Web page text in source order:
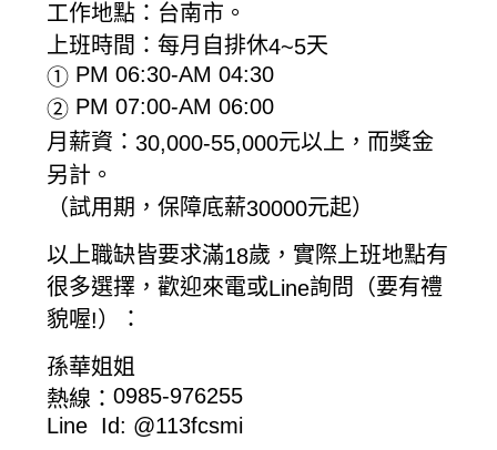
工作地點：台南市。
上班時間：每月自排休4~5天
① PM 06:30-AM 04:30
② PM 07:00-AM 06:00
月薪資：30,000-55,000元以上，而獎金
另計。
（試用期，保障底薪30000元起）
以上職缺皆要求滿18歲，實際上班地點有
很多選擇，歡迎來電或Line詢問（要有禮
貌喔!）：
孫華姐姐
熱線：0985-976255
Line Id: @113fcsmi